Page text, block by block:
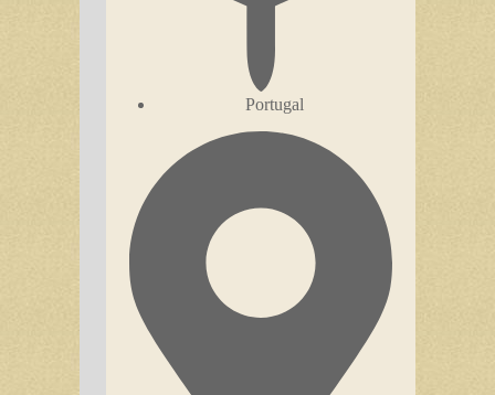
Portugal